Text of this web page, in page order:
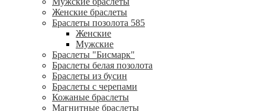
Женские браслеты
Браслеты позолота 585
Женские
Мужские
Браслеты "Бисмарк"
Браслеты белая позолота
Браслеты из бусин
Браслеты с черепами
Кожаные браслеты
Магнитные браслеты